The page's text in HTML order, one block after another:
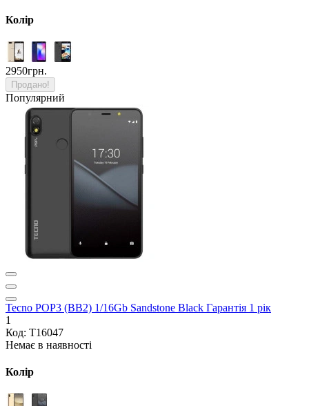
Колір
2950грн.
Продано!
Популярний
Tecno POP3 (BB2) 1/16Gb Sandstone Black Гарантія 1 рік
1
Код: T16047
Немає в наявності
Колір